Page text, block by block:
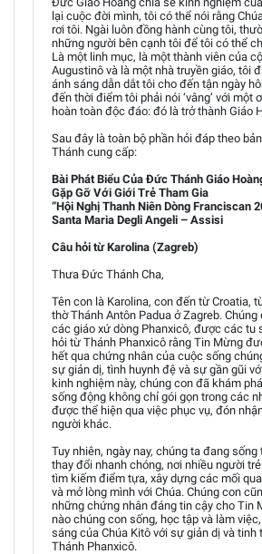
lại cuộc đời mình, tôi có thể nói rằng
rơi tôi. Ngài luôn đồng hành cùng tôi,
những người bên cạnh tôi để tôi có thể
Là một linh mục, là một thành viên của
Augustinô và là một nhà truyền giáo, tôi
ánh sáng dẫn dắt tôi cho đến tận ngày
đến thời điểm tôi phải nói ‘vâng’ với một
hoàn toàn độc đáo: đó là trở thành Giáo
Sau đây là toàn bộ phần hỏi đáp theo
Thánh cung cấp:
Bài Phát Biểu Của Đức Thánh Giáo
Gặp Gỡ Với Giới Trẻ Tham Gia
“Hội Nghị Thanh Niên Dòng Franciscan
Santa Maria Degli Angeli – Assisi
Câu hỏi từ Karolina (Zagreb)
Thưa Đức Thánh Cha,
Tên con là Karolina, con đến từ Croatia,
thờ Thánh Antôn Padua ở Zagreb.
các giáo xứ dòng Phanxicô, được các tu
hỏi từ Thánh Phanxicô rằng Tin Mừng
hết qua chứng nhân của cuộc sống
sự giản dị, tình huynh đệ và sự gần gũi
kinh nghiệm này, chúng con đã khám
sống động không chỉ gói gọn trong các
được thể hiện qua việc phục vụ, đón
người khác.
Tuy nhiên, ngày nay, chúng ta đang
thay đổi nhanh chóng, nơi nhiều người
tìm kiếm điểm tựa, xây dựng các mối
và mở lòng mình với Chúa. Chúng con
những chứng nhân đáng tin cậy cho Tin
nào chúng con sống, học tập và làm
sáng của Chúa Kitô với sự giản dị và tinh
Thánh Phanxicô.